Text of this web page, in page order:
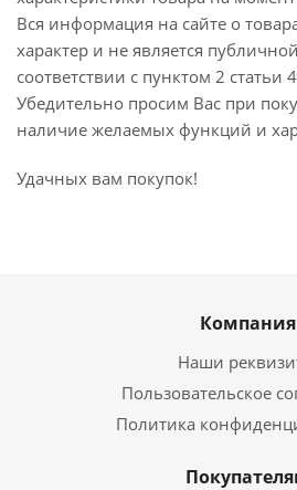
Вся информация на сайте о
характер и не является
соответствии с пунктом 2 статьи
Убедительно просим Вас при
наличие желаемых функций и
Удачных вам покупок!
Компания
Наши
Пользовательское
Политика